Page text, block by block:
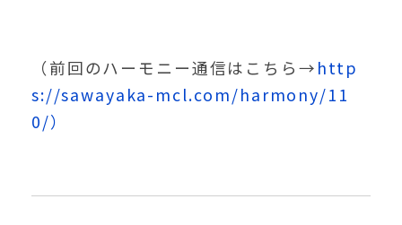
（前回のハーモニー通信はこちら→ http
s://sawayaka-mcl.com/harmony/11
0/）